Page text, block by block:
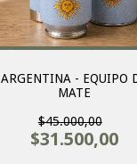
ARGENTINA - EQUIPO
MATE
$45.000,00
$31.500,00